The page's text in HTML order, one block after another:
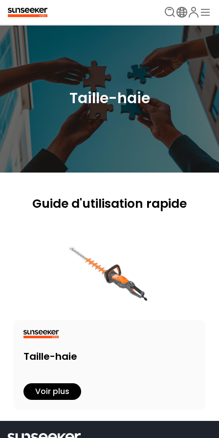
Taille-haie
Guide d'utilisation rapide
Taille-haie
Voir plus